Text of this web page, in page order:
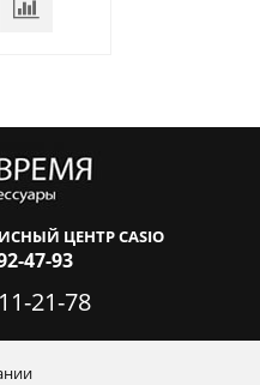
ЦЕНТР CASIO
47-93
21-78